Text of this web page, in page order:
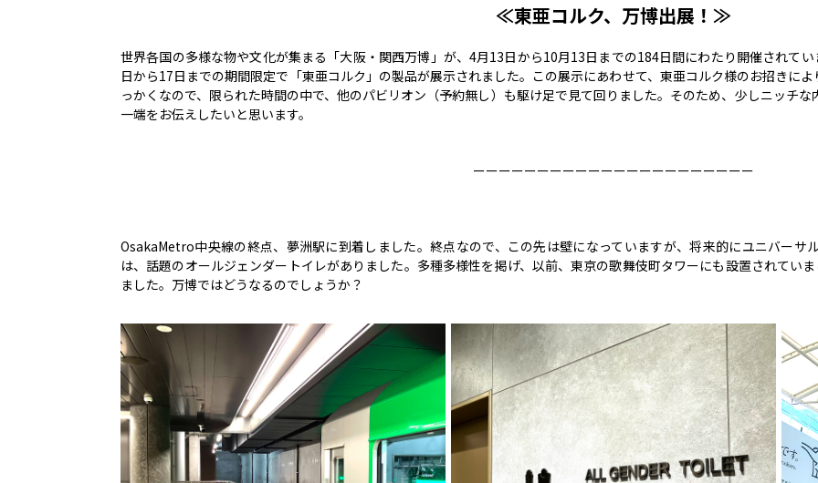
≪東亜コルク、万博出展！≫
世界各国の多様な物や文化が集まる「大阪・関西万博」が、4月13日から10月13日までの184日間にわたり開催されて
日から17日までの期間限定で「東亜コルク」の製品が展示されました。この展示にあわせて、東亜コルク様のお招きに
っかくなので、限られた時間の中で、他のパビリオン（予約無し）も駆け足で見て回りました。そのため、少しニッチ
一端をお伝えしたいと思います。
ーーーーーーーーーーーーーーーーーーーーーー
OsakaMetro中央線の終点、夢洲駅に到着しました。終点なので、この先は壁になっていますが、将来的にユニバーサ
は、話題のオールジェンダートイレがありました。多種多様性を掲げ、以前、東京の歌舞伎町タワーにも設置されてい
ました。万博ではどうなるのでしょうか？